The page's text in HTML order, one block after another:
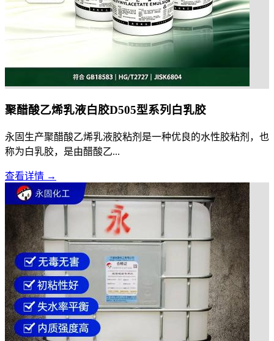
聚醋酸乙烯乳液白胶D505型系列白乳胶
永固生产聚醋酸乙烯乳液胶粘剂是一种优良的水性胶粘剂，也
称为白乳胶，是由醋酸乙...
查看详情 →